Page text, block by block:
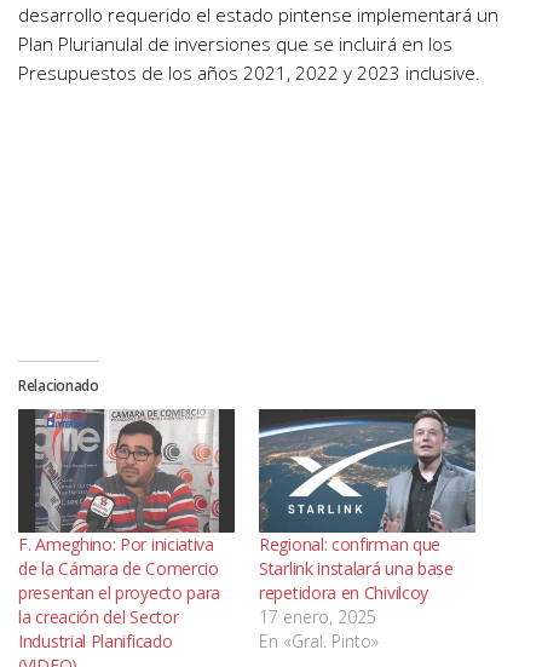
desarrollo requerido el estado pintense implementará un
Plan Plurianulal de inversiones que se incluirá en los
Presupuestos de los años 2021, 2022 y 2023 inclusive.
Relacionado
F. Ameghino: Por iniciativa
de la Cámara de Comercio
presentan el proyecto para
la creación del Sector
Industrial Planificado
Regional: confirman que
Starlink instalará una base
repetidora en Chivilcoy
17 enero, 2025
En «Gral. Pinto»